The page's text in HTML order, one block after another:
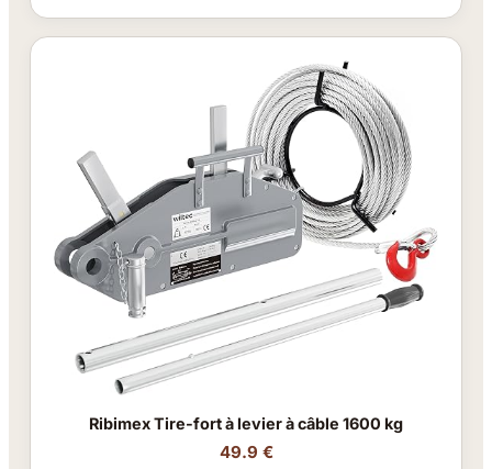
Ribimex Tire-fort à levier à câble 1600 kg
49.9 €